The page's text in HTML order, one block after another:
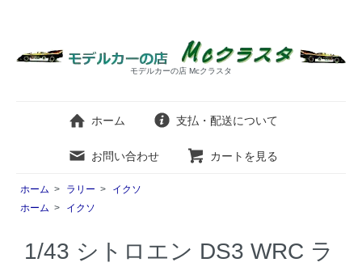
モデルカーの店 Mcクラスタ
ホーム 支払・配送について
お問い合わせ カートを見る
ホーム > ラリー >
イクソ
ホーム > イクソ
1/43 シトロエン DS3 WRC ラ